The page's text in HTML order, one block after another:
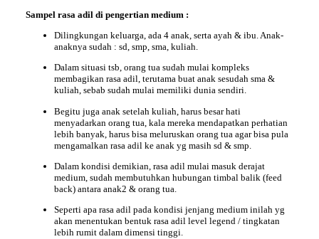
Sampel rasa adil di pengertian medium :
Dilingkungan keluarga, ada 4 anak, serta ayah & ibu. Anak-
anaknya sudah : sd, smp, sma, kuliah.
Dalam situasi tsb, orang tua sudah mulai kompleks
membagikan rasa adil, terutama buat anak sesudah sma &
kuliah, sebab sudah mulai memiliki dunia sendiri.
Begitu juga anak setelah kuliah, harus besar hati
menyadarkan orang tua, kala mereka mendapatkan perhatian
lebih banyak, harus bisa meluruskan orang tua agar bisa pula
mengamalkan rasa adil ke anak yg masih sd & smp.
Dalam kondisi demikian, rasa adil mulai masuk derajat
medium, sudah membutuhkan hubungan timbal balik (feed
back) antara anak2 & orang tua.
Seperti apa rasa adil pada kondisi jenjang medium inilah yg
akan menentukan bentuk rasa adil level legend / tingkatan
lebih rumit dalam dimensi tinggi.